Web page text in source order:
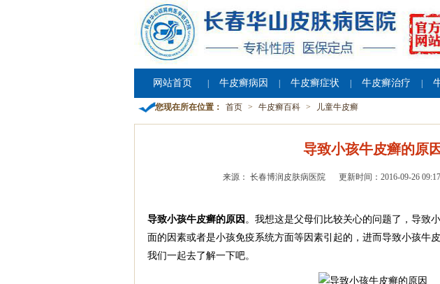
网站首页 牛皮癣病因 牛皮癣症状 牛皮癣治疗
您现在所在位置： 首页 > 牛皮癣百科 > 儿童牛皮癣
导致小孩牛皮癣的原因
来源： 长春博润皮肤病医院 更新时间：2016-09-26
导致小孩牛皮癣的原因 。我想这是父母们比较关心的问题了，导致
面的因素或者是小孩免疫系统方面等因素引起的，进而导致小孩牛
我们一起去了解一下吧。